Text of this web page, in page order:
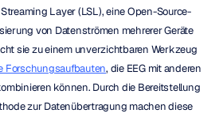
Layer (LSL), eine Open-Source-
von Datenströmen mehrerer Geräte
sie zu einem unverzichtbaren Werkzeug
Forschungsaufbauten, die EEG mit anderen
können. Durch die Bereitstellung
zur Datenübertragung machen diese